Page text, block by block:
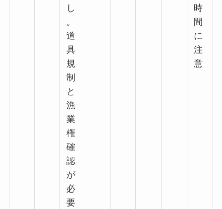
し
。
道
具
規
制
と
漁
業
権
確
認
が
必
要
時
間
に
注
意